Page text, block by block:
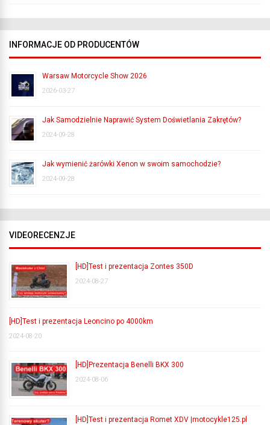
INFORMACJE OD PRODUCENTÓW
Warsaw Motorcycle Show 2026
2026-03-27
Jak Samodzielnie Naprawić System Doświetlania Zakrętów?
2024-09-28
Jak wymienić żarówki Xenon w swoim samochodzie?
2024-09-28
VIDEORECENZJE
[HD]Test i prezentacja Zontes 350D
2024-08-27
[HD]Test i prezentacja Leoncino po 4000km
2024-08-20
[HD]Prezentacja Benelli BKX 300
2024-08-06
[HD]Test i prezentacja Romet XDV |motocykle125.pl